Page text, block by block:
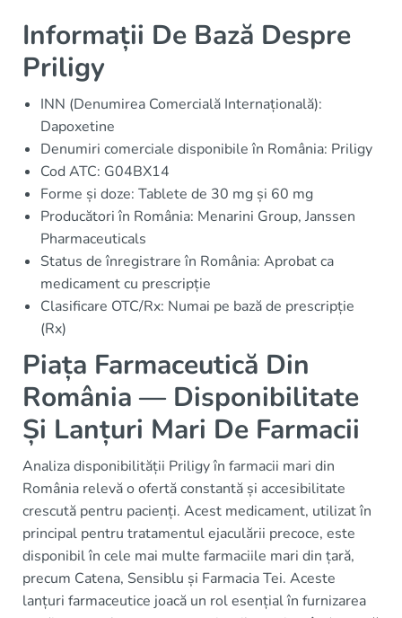
Informații De Bază Despre
Priligy
INN (Denumirea Comercială Internațională):
Dapoxetine
Denumiri comerciale disponibile în România: Priligy
Cod ATC: G04BX14
Forme și doze: Tablete de 30 mg și 60 mg
Producători în România: Menarini Group, Janssen
Pharmaceuticals
Status de înregistrare în România: Aprobat ca
medicament cu prescripție
Clasificare OTC/Rx: Numai pe bază de prescripție
(Rx)
Piața Farmaceutică Din
România — Disponibilitate
Și Lanțuri Mari De Farmacii
Analiza disponibilității Priligy în farmacii mari din
România relevă o ofertă constantă și accesibilitate
crescută pentru pacienți. Acest medicament, utilizat în
principal pentru tratamentul ejaculării precoce, este
disponibil în cele mai multe farmaciile mari din țară,
precum Catena, Sensiblu și Farmacia Tei. Aceste
lanțuri farmaceutice joacă un rol esențial în furnizarea